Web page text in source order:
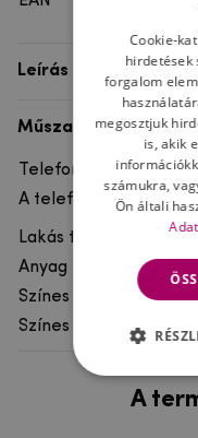
Leírás
Műszaki adatok
Telefon márka
A telefonmodellhez
Lakás típusa
Anyag
Színes
Színes motívum
A
Cookie-
hirdetések
forgalom
megosztjuk
is, akik
számukra,
Ön általi